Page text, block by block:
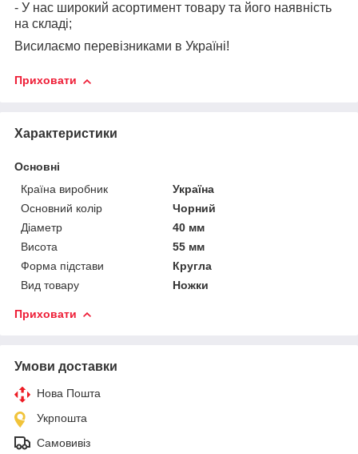
- У нас широкий асортимент товару та його наявність
на складі;
Висилаємо перевізниками в Україні!
Приховати
Характеристики
Основні
Країна виробник
Україна
Основний колір
Чорний
Діаметр
40 мм
Висота
55 мм
Форма підстави
Кругла
Вид товару
Ножки
Приховати
Умови доставки
Нова Пошта
Укрпошта
Самовивіз